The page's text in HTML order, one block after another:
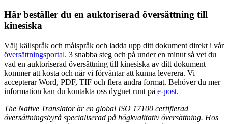
Här beställer du en auktoriserad översättning till
kinesiska
Välj källspråk och målspråk och ladda upp ditt dokument direkt i vår
översättningsportal. 3 snabba steg och på under en minut så vet du
vad en auktoriserad översättning till kinesiska av ditt dokument
kommer att kosta och när vi förväntar att kunna leverera. Vi
accepterar Word, PDF, TIF och flera andra format. Behöver du mer
information kan du kontakta oss dygnet runt på e-post.
The Native Translator är en global ISO 17100 certifierad
översättningsbyrå specialiserad på högkvalitativ översättning. Hos